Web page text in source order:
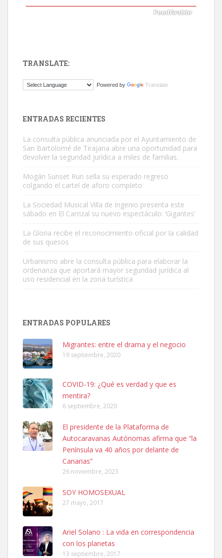
El ayuntamiento se va a llevar a Los Gatos callejeros de la zona los
Gato manso encontrado
Este gato macho ha aparecido en la calle hace menos de un mes,
es muy manso y extremadamente cari...
Leales.org » Gran Canaria
SHIBA PERDIDO AVDA JOSE MESA Y LOPEZ
PERRO MACHO RAZA SHIBA CON MICROCHIP PERDIDO HOY
06/07/2025 ZONA MESA Y LOPEZ. ES MUY ASUSTADIZO
Leales.org » Gran Canaria
6.7.2025
Ninfa perdida
El día 5 se los perdió una ninfa papillera, asustada tiene miedo a la
TRANSLATE:
Powered by Translate
ENTRADAS RECIENTES
La consulta pública anunciada por el Ayuntamiento de
San Bartolomé de Tirajana abre una oportunidad para
devolver la seguridad jurídica a miles de familias.
Mogán Sunset Run sella su esperado regreso
colgando el cartel de aforo completo
La Sociedad Musical Villa de Ingenio presenta este
sábado en El Carrizal su nuevo espectáculo: ‘Gigantes’
La Gloria recibe el reconocimiento oficial por la calidad
de sus quesos
Urbanismo abre la consulta pública para elaborar la
ordenanza que aportará mayor seguridad jurídica al
uso residencial en la zona turística
ENTRADAS POPULARES
Migrantes: entre el drama y el negocio
19 septiembre, 2020
COVID-19: ¿Qué es verdad y que es
mentira?
6 septiembre, 2020
El presidente de la Plataforma de
Autocaravanas Autónomas afirma que “la
Península va 40 años por delante de
Canarias”
26 noviembre, 2023
SOY HOMOSEXUAL
27 mayo, 2017
Ariel Solano : La vida en correspondencia
con los planetas
13 septiembre, 2017